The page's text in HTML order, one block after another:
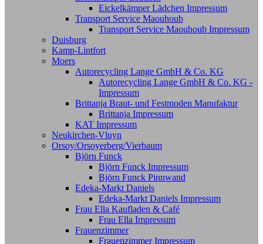
Eickelkämper Lädchen Impressum
Transport Service Maouhoub
Transport Service Maouhoub Impressum
Duisburg
Kamp-Lintfort
Moers
Autorecycling Lange GmbH & Co. KG
Autorecycling Lange GmbH & Co. KG -
Impressum
Brittanja Braut- und Festmoden Manufaktur
Brittanja Impressum
KAT Impressum
Neukirchen-Vluyn
Orsoy/Orsoyerberg/Vierbaum
Björn Funck
Björn Funck Impressum
Björn Funck Pinnwand
Edeka-Markt Daniels
Edeka-Markt Daniels Impressum
Frau Ella Kaufladen & Café
Frau Ella Impressum
Frauenzimmer
Frauenzimmer Impressum